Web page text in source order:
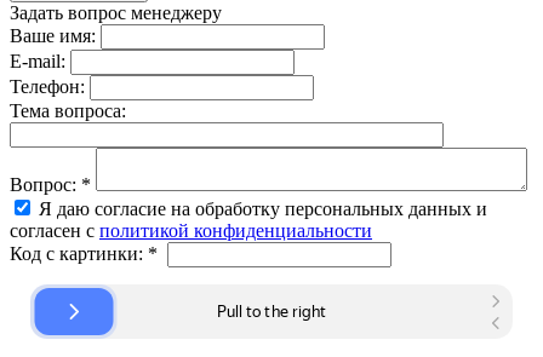
Задать вопрос менеджеру
Ваше имя:
E-mail:
Телефон:
Тема вопроса:
Вопрос: *
Я даю согласие на обработку персональных данных и
согласен с политикой конфиденциальности
Код с картинки: *